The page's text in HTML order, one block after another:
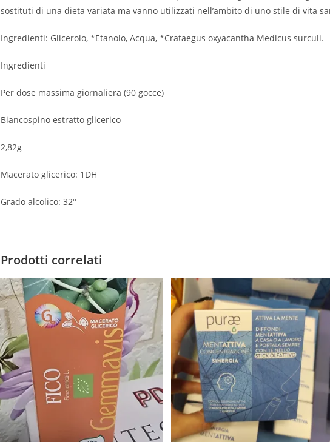
sostituti di una dieta variata ma vanno utilizzati nell’ambito di uno stile di vita
Ingredienti: Glicerolo, *Etanolo, Acqua, *Crataegus oxyacantha Medicus surculi.
Ingredienti
Per dose massima giornaliera (90 gocce)
Biancospino estratto glicerico
2,82g
Macerato glicerico: 1DH
Grado alcolico: 32°
Prodotti correlati